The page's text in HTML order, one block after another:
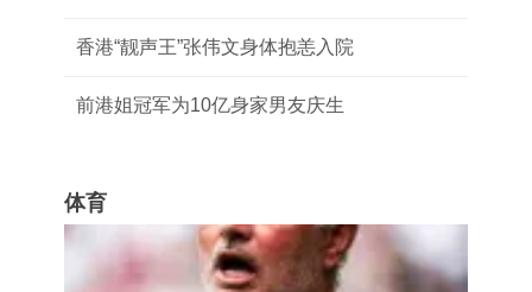
香港“靓声王”张伟文身体抱恙入院
前港姐冠军为10亿身家男友庆生
体育